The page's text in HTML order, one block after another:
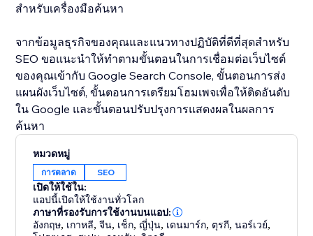
สำหรับเครื่องมือค้นหา
จากข้อมูลธุรกิจของคุณและแนวทางปฏิบัติที่ดีที่สุดสำหรับ
SEO ขอแนะนำให้ทำตามขั้นตอนในการเชื่อมต่อเว็บไซต์
ของคุณเข้ากับ Google Search Console, ขั้นตอนการส่ง
แผนผังเว็บไซต์, ขั้นตอนการเตรียมโฮมเพจเพื่อให้ติดอันดับ
ใน Google และขั้นตอนปรับปรุงการแสดงผลในผลการ
ค้นหา
หมวดหมู่
การตลาด SEO
เปิดให้ใช้ใน:
แอปนี้เปิดให้ใช้งานทั่วโลก
ภาษาที่รองรับการใช้งานบนแอป:
อังกฤษ, เกาหลี,จีน, เช็ก,ญี่ปุ่น, เดนมาร์ก, ตุรกี,นอร์เวย์,